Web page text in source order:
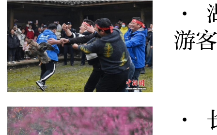
·
游
·